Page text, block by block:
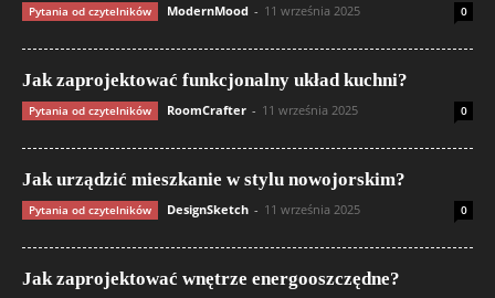
Pytania od czytelników ModernMood - 11 września 2025 0
Jak zaprojektować funkcjonalny układ kuchni?
Pytania od czytelników RoomCrafter - 11 września 2025 0
Jak urządzić mieszkanie w stylu nowojorskim?
Pytania od czytelników DesignSketch - 11 września 2025 0
Jak zaprojektować wnętrze energooszczędne?